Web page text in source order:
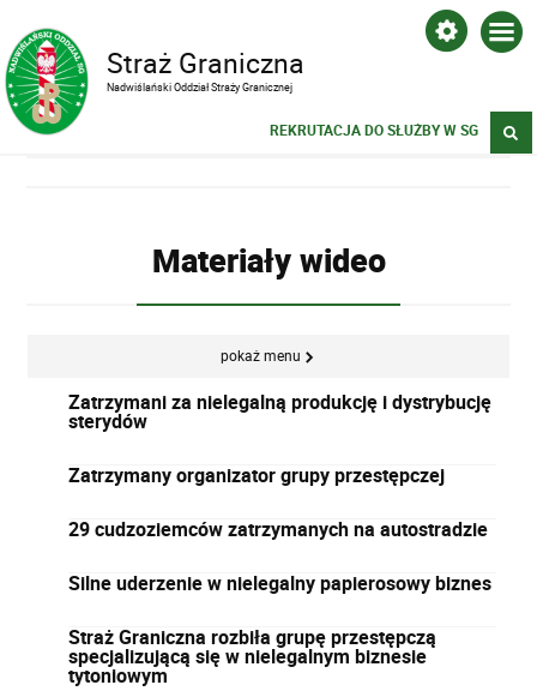
Straż Graniczna
Nadwiślański Oddział Straży Granicznej
REKRUTACJA DO SŁUŻBY W SG
Materiały wideo
pokaż menu
Zatrzymani za nielegalną produkcję i dystrybucję
sterydów
Zatrzymany organizator grupy przestępczej
29 cudzoziemców zatrzymanych na autostradzie
Silne uderzenie w nielegalny papierosowy biznes
Straż Graniczna rozbiła grupę przestępczą
specjalizującą się w nielegalnym biznesie
tytoniowym